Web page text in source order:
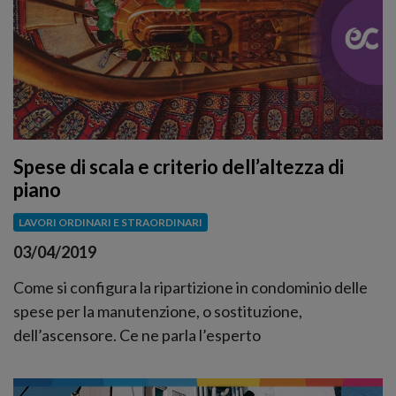
Spese di scala e criterio dell’altezza di
piano
LAVORI ORDINARI E STRAORDINARI
03/04/2019
Come si configura la ripartizione in condominio delle
spese per la manutenzione, o sostituzione,
dell’ascensore. Ce ne parla l’esperto